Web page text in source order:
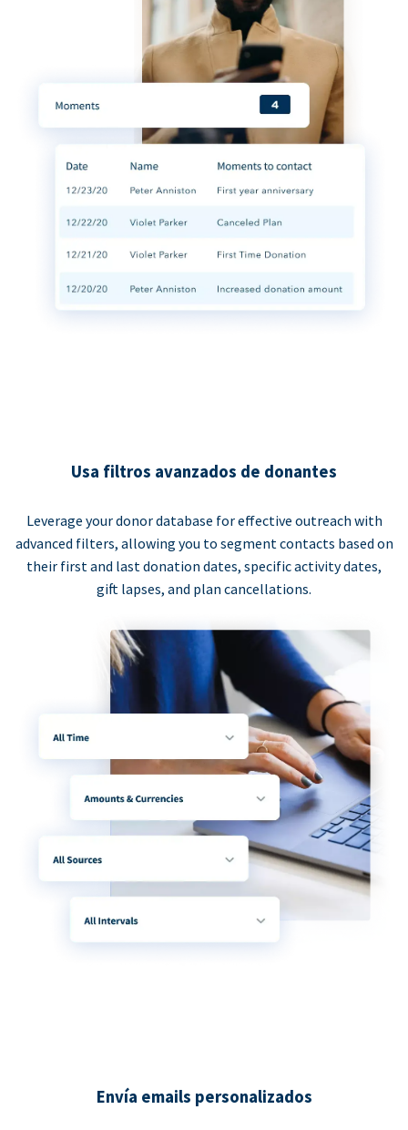
Usa filtros avanzados de donantes
Leverage your donor database for effective outreach with
advanced filters, allowing you to segment contacts based on
their first and last donation dates, specific activity dates,
gift lapses, and plan cancellations.
Envía emails personalizados